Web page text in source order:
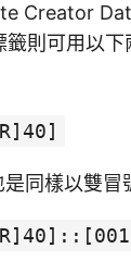
Creator
則可用以下
同樣以雙冒